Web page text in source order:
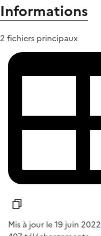
Informations
2 fichiers principaux
Mis à jour le 19 juin 2022